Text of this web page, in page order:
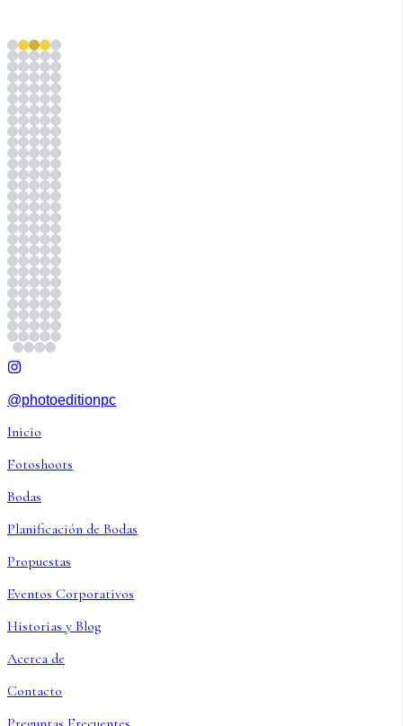
@photoeditionpc
Inicio
Fotoshoots
Bodas
Planificación de Bodas
Propuestas
Eventos Corporativos
Historias y Blog
Acerca de
Contacto